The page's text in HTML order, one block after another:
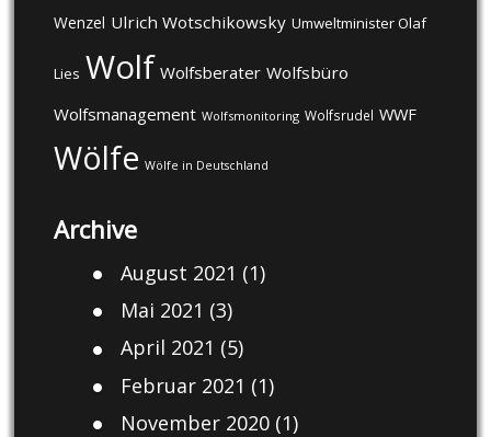
Wenzel Ulrich Wotschikowsky Umweltminister Olaf
Lies Wolf Wolfsberater Wolfsbüro
Wolfsmanagement Wolfsmonitoring Wolfsrudel WWF
Wölfe Wölfe in Deutschland
Archive
August 2021 (1)
Mai 2021 (3)
April 2021 (5)
Februar 2021 (1)
November 2020(1)